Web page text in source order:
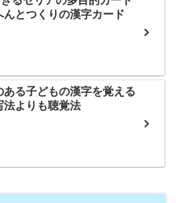
んとつくりの漢字カード
ある子どもの漢字を覚える
法よりも聴覚法